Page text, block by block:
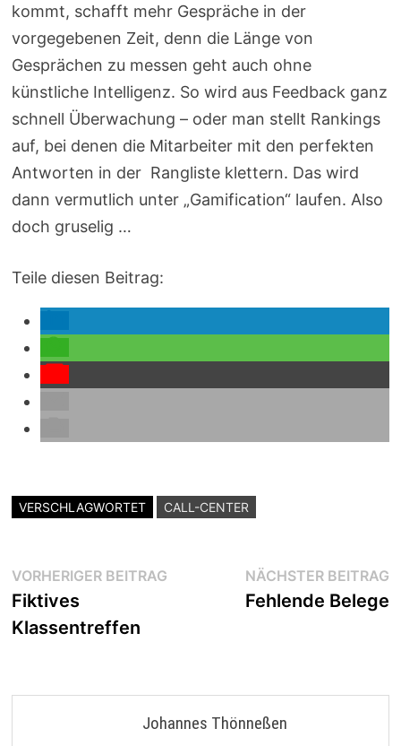
kommt, schafft mehr Gespräche in der
vorgegebenen Zeit, denn die Länge von
Gesprächen zu messen geht auch ohne
künstliche Intelligenz. So wird aus Feedback ganz
schnell Überwachung – oder man stellt Rankings
auf, bei denen die Mitarbeiter mit den perfekten
Antworten in der Rangliste klettern. Das wird
dann vermutlich unter „Gamification“ laufen. Also
doch gruselig …
Teile diesen Beitrag:
VERSCHLAGWORTET CALL-CENTER
Beitragsnavigation
VORHERIGER BEITRAG Vorheriger
Fiktives
Klassentreffen
NÄCHSTER BEITRAG
Fehlende Belege
Johannes Thönneßen